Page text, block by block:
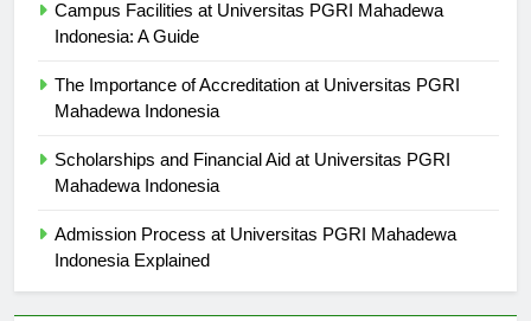
Campus Facilities at Universitas PGRI Mahadewa
Indonesia: A Guide
The Importance of Accreditation at Universitas PGRI
Mahadewa Indonesia
Scholarships and Financial Aid at Universitas PGRI
Mahadewa Indonesia
Admission Process at Universitas PGRI Mahadewa
Indonesia Explained